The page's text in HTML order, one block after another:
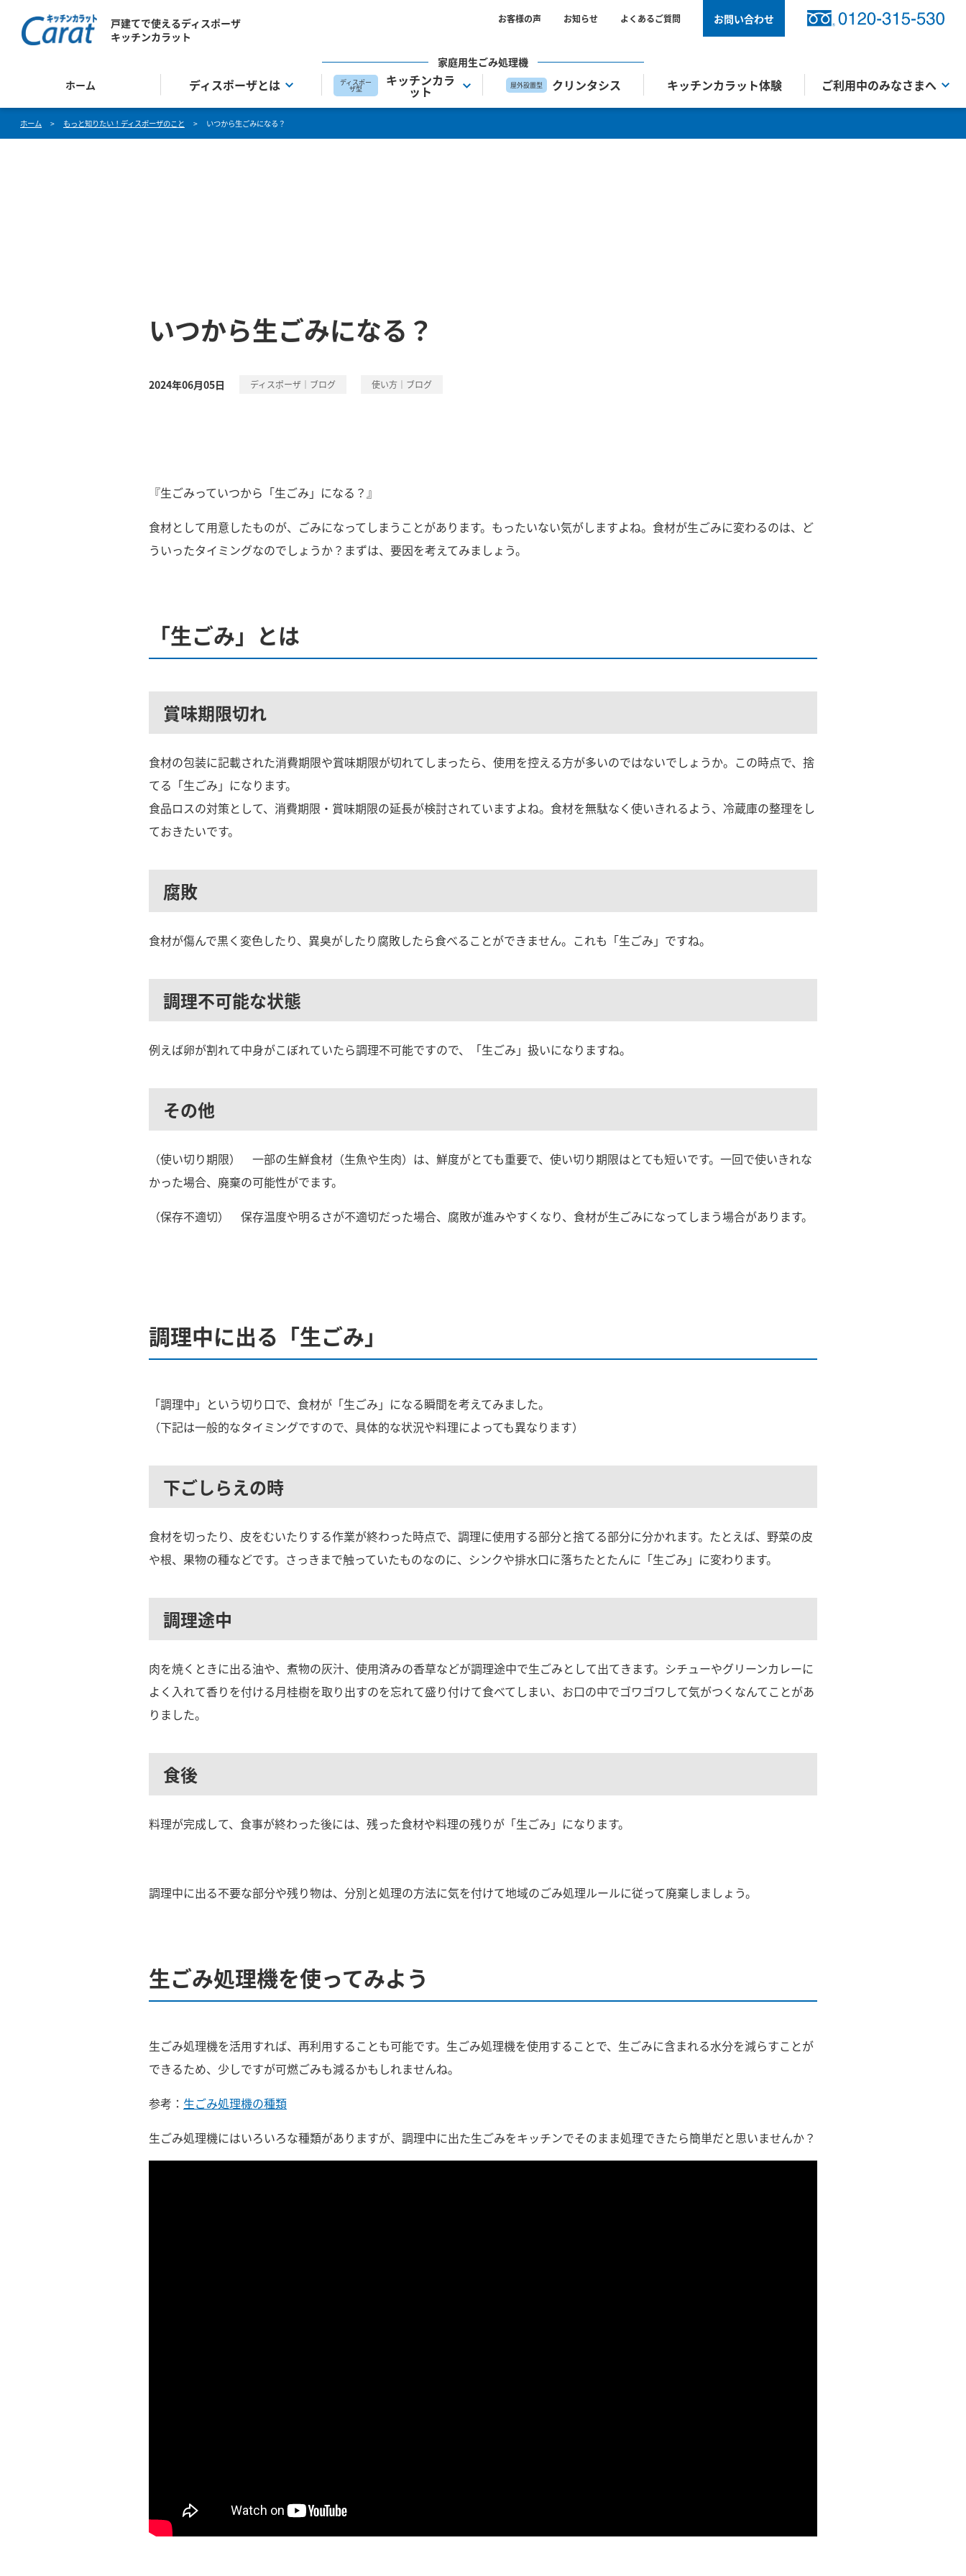
お客様の声 お知らせ よくあるご質問 お問い合わせ
戸建てで使えるディスポーザ
キッチンカラット
家庭用生ごみ処理機
ホーム
ディスポーザとは ディスポー
ザ型
キッチンカラ
ット 屋外設置型 クリンタシス キッチンカラット体験 ご利用中のみなさまへ
ホーム > もっと知りたい！ディスポーザのこと > いつから生ごみになる？
いつから生ごみになる？
2024年06月05日 ディスポーザ｜ブログ 使い方｜ブログ
『生ごみっていつから「生ごみ」になる？』
食材として用意したものが、ごみになってしまうことがあります。もったいない気がしますよね。食材が生ごみに変わるのは、ど
ういったタイミングなのでしょうか？まずは、要因を考えてみましょう。
「生ごみ」とは
賞味期限切れ
食材の包装に記載された消費期限や賞味期限が切れてしまったら、使用を控える方が多いのではないでしょうか。この時点で、捨
てる「生ごみ」になります。
食品ロスの対策として、消費期限・賞味期限の延長が検討されていますよね。食材を無駄なく使いきれるよう、冷蔵庫の整理をし
ておきたいです。
腐敗
食材が傷んで黒く変色したり、異臭がしたり腐敗したら食べることができません。これも「生ごみ」ですね。
調理不可能な状態
例えば卵が割れて中身がこぼれていたら調理不可能ですので、「生ごみ」扱いになりますね。
その他
（使い切り期限） 一部の生鮮食材（生魚や生肉）は、鮮度がとても重要で、使い切り期限はとても短いです。一回で使いきれな
かった場合、廃棄の可能性がでます。
（保存不適切） 保存温度や明るさが不適切だった場合、腐敗が進みやすくなり、食材が生ごみになってしまう場合があります。
調理中に出る「生ごみ」
「調理中」という切り口で、食材が「生ごみ」になる瞬間を考えてみました。
（下記は一般的なタイミングですので、具体的な状況や料理によっても異なります）
下ごしらえの時
食材を切ったり、皮をむいたりする作業が終わった時点で、調理に使用する部分と捨てる部分に分かれます。たとえば、野菜の皮
や根、果物の種などです。さっきまで触っていたものなのに、シンクや排水口に落ちたとたんに「生ごみ」に変わります。
調理途中
肉を焼くときに出る油や、煮物の灰汁、使用済みの香草などが調理途中で生ごみとして出てきます。シチューやグリーンカレーに
よく入れて香りを付ける月桂樹を取り出すのを忘れて盛り付けて食べてしまい、お口の中でゴワゴワして気がつくなんてことがあ
りました。
食後
料理が完成して、食事が終わった後には、残った食材や料理の残りが「生ごみ」になります。
調理中に出る不要な部分や残り物は、分別と処理の方法に気を付けて地域のごみ処理ルールに従って廃棄しましょう。
生ごみ処理機を使ってみよう
生ごみ処理機を活用すれば、再利用することも可能です。生ごみ処理機を使用することで、生ごみに含まれる水分を減らすことが
できるため、少しですが可燃ごみも減るかもしれませんね。
参考： 生ごみ処理機の種類
生ごみ処理機にはいろいろな種類がありますが、調理中に出た生ごみをキッチンでそのまま処理できたら簡単だと思いませんか？